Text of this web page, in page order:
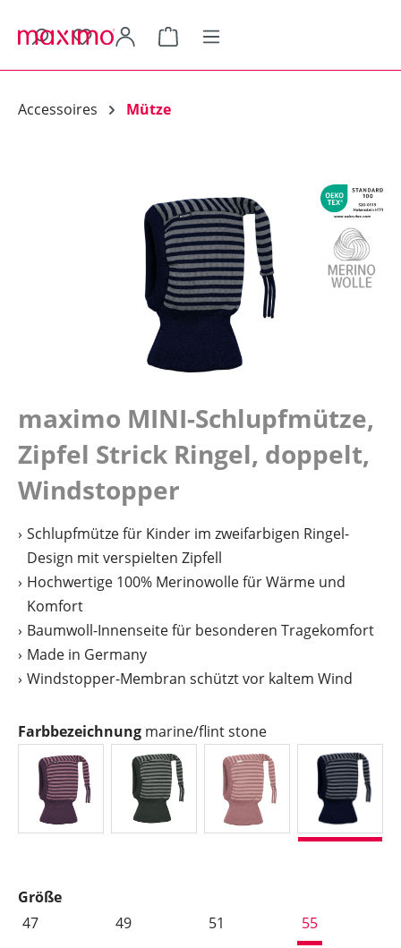
Warenkorb enthält 0
Accessoires Mütze
Bildergalerie überspringen
maximo MINI-Schlupfmütze,
Zipfel Strick Ringel, doppelt,
Windstopper
Schlupfmütze für Kinder im zweifarbigen Ringel-
Design mit verspielten Zipfell
Hochwertige 100% Merinowolle für Wärme und
Komfort
Baumwoll-Innenseite für besonderen Tragekomfort
Made in Germany
Windstopper-Membran schützt vor kaltem Wind
Farbbezeichnungauswählen
marine/flint stone
aubergine/rauchliladark slate/grüngrauhellmauve/rosa taupe
marine/
Größeauswählen
47
49 51 55